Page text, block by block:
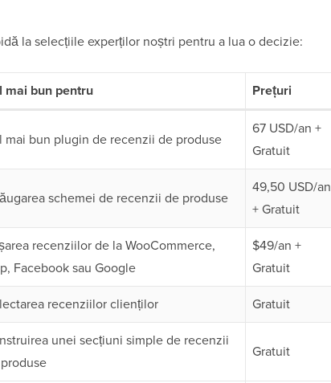
la selecțiile experților noștri pentru a lua o decizie:
mai bun pentru Prețuri
mai bun plugin de recenzii de produse
67 USD/an +
Gratuit
schemei de recenzii de produse
49,50 USD/an
+ Gratuit
recenziilor de la WooCommerce,
Facebook sau Google
$49/an +
Gratuit
recenziilor clienților Gratuit
unei secțiuni simple de recenzii
Gratuit